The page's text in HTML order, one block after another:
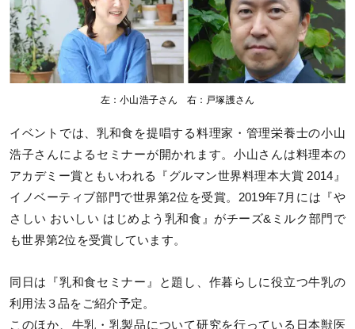
左：小山浩子さん 右：戸塚護さん
イベントでは、乳和食を提唱する料理家・管理栄養士の小山
浩子さんによるセミナーが開かれます。小山さんは料理本の
アカデミー賞ともいわれる『グルマン世界料理本大賞 2014』
イノベーティブ部門で世界第2位を受賞。2019年7月には『や
さしい おいしい はじめよう乳和食』がチーズ&ミルク部門で
も世界第2位を受賞しています。
同日は『乳和食セミナー』と題し、作暮らしに役立つ牛乳の
利用法３品をご紹介予定。
このほか、牛乳・乳製品について研究を行っている日本獣医